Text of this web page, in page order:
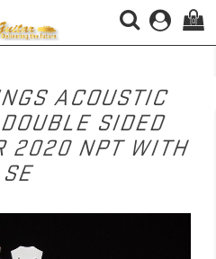
(0)
ACOUSTIC
SIDED
2020 NPT WITH